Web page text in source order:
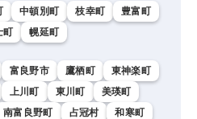
中頓別町 枝幸町
豊富町
町 幌延町
富良野市 鷹栖町
東神楽町
上川町 東川町
美瑛町
南富良野町 占冠村
和寒町